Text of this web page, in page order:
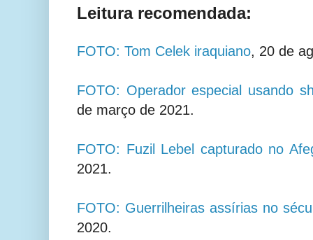
Leitura recomendada:
FOTO: Tom Celek iraquiano, 20 de
FOTO: Operador especial usando
de março de 2021.
FOTO: Fuzil Lebel capturado no
2021.
FOTO: Guerrilheiras assírias no
2020.